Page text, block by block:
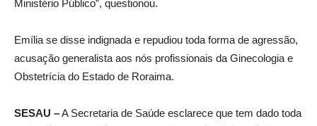
Ministério Público”, questionou.
Emília se disse indignada e repudiou toda forma de agressão,
acusação generalista aos nós profissionais da Ginecologia e
Obstetrícia do Estado de Roraima.
SESAU –A Secretaria de Saúde esclarece que tem dado toda